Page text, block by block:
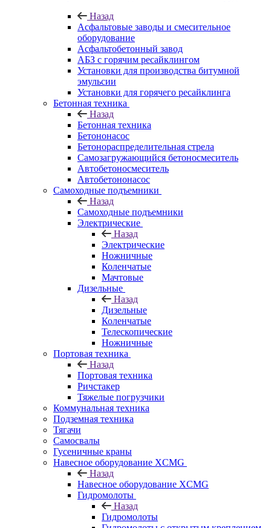
Назад
Асфальтовые заводы и смесительное
оборудование
Асфальтобетонный завод
АБЗ с горячим ресайклингом
Установки для производства битумной
эмульсии
Установки для горячего ресайклинга
Бетонная техника
Назад
Бетонная техника
Бетононасос
Бетонораспределительная стрела
Самозагружающийся бетоносмеситель
Автобетоносмеситель
Автобетононасос
Самоходные подъемники
Назад
Самоходные подъемники
Электрические
Назад
Электрические
Ножничные
Коленчатые
Мачтовые
Дизельные
Назад
Дизельные
Коленчатые
Телескопические
Ножничные
Портовая техника
Назад
Портовая техника
Ричстакер
Тяжелые погрузчики
Коммунальная техника
Подземная техника
Тягачи
Самосвалы
Гусеничные краны
Навесное оборудование XCMG
Назад
Навесное оборудование XCMG
Гидромолоты
Назад
Гидромолоты